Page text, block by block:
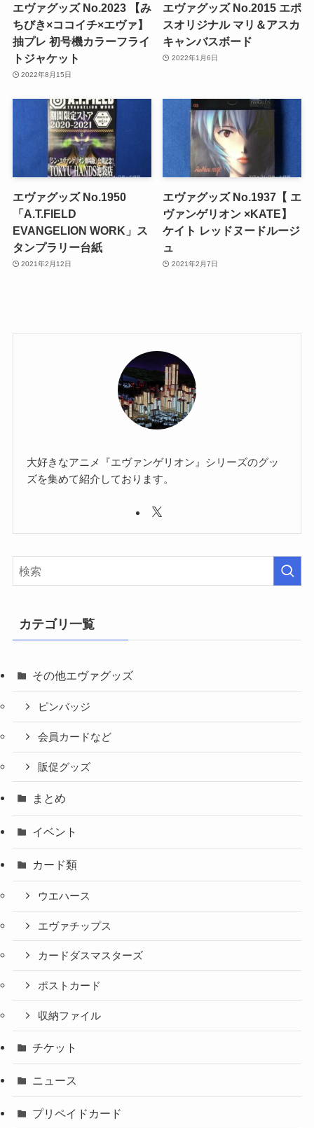
エヴァグッズ No.2023 【み
ちびき×ココイチ×エヴァ】
抽プレ 初号機カラーフライ
トジャケット
2022年8月15日
エヴァグッズ No.2015 エポ
スオリジナル マリ＆アスカ
キャンバスボード
2022年1月6日
エヴァグッズ No.1950
「A.T.FIELD
EVANGELION WORK」ス
タンプラリー台紙
2021年2月12日
エヴァグッズ No.1937【 エ
ヴァンゲリオン ×KATE】
ケイト レッドヌードルージ
ュ
2021年2月7日
大好きなアニメ『エヴァンゲリオン』シリーズのグッ
ズを集めて紹介しております。
カテゴリ一覧
その他エヴァグッズ
ピンバッジ
会員カードなど
販促グッズ
まとめ
イベント
カード類
ウエハース
エヴァチップス
カードダスマスターズ
ポストカード
収納ファイル
チケット
ニュース
プリペイドカード